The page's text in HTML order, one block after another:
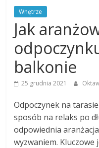
Wnętrze
Jak
balkonie
25 grudnia 2021
Odpoczynek na
sposób na relaks po
odpowiednia
wyzwaniem.